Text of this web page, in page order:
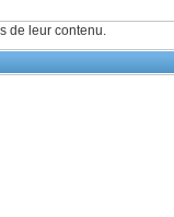
de leur contenu.